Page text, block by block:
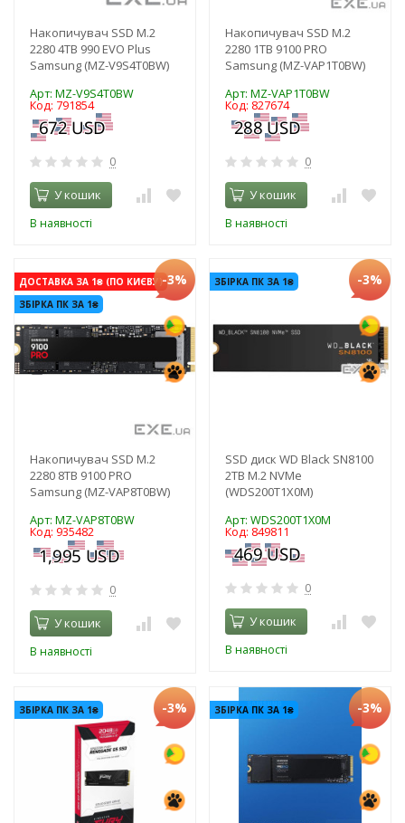
Накопичувач SSD M.2
2280 4TB 990 EVO Plus
Samsung (MZ-V9S4T0BW)
Арт: MZ-V9S4T0BW
Код: 791854
0
У кошик
В наявності
Накопичувач SSD M.2
2280 1TB 9100 PRO
Samsung (MZ-VAP1T0BW)
Арт: MZ-VAP1T0BW
Код: 827674
0
У кошик
В наявності
ДОСТАВКА ЗА 1₴ (ПО КИЄВУ)
ЗБІРКА ПК ЗА 1₴
-3%
Накопичувач SSD M.2
2280 8TB 9100 PRO
Samsung (MZ-VAP8T0BW)
Арт: MZ-VAP8T0BW
Код: 935482
0
У кошик
В наявності
ЗБІРКА ПК ЗА 1₴ -3%
SSD диск WD Black SN8100
2TB M.2 NVMe
(WDS200T1X0M)
Арт: WDS200T1X0M
Код: 849811
0
У кошик
В наявності
ЗБІРКА ПК ЗА 1₴ -3% ЗБІРКА ПК ЗА 1₴ -3%